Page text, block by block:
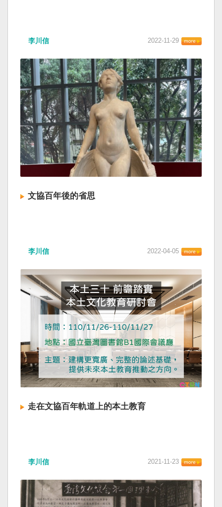
李川信 2022-11-29
文協百年後的省思
李川信 2022-04-05
走在文協百年軌道上的本土教育
李川信 2021-11-23